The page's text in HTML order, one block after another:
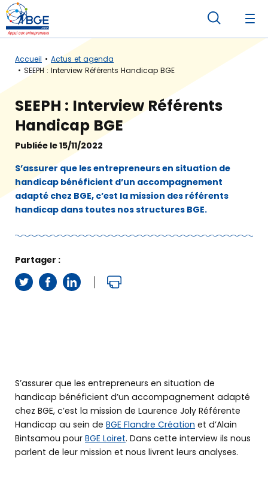
Accueil
Actus et agenda
SEEPH : Interview Référents Handicap BGE
SEEPH : Interview Référents
Handicap BGE
Publiée le 15/11/2022
S’assurer que les entrepreneurs en situation de
handicap bénéficient d’un accompagnement
adapté chez BGE, c’est la mission des référents
handicap dans toutes nos structures BGE.
Partager :
S’assurer que les entrepreneurs en situation de
handicap bénéficient d’un accompagnement adapté
chez BGE, c’est la mission de Laurence Joly Référente
Handicap au sein de BGE Flandre Création et d’Alain
Bintsamou pour BGE Loiret. Dans cette interview ils nous
parlent de leur mission et nous livrent leurs analyses.